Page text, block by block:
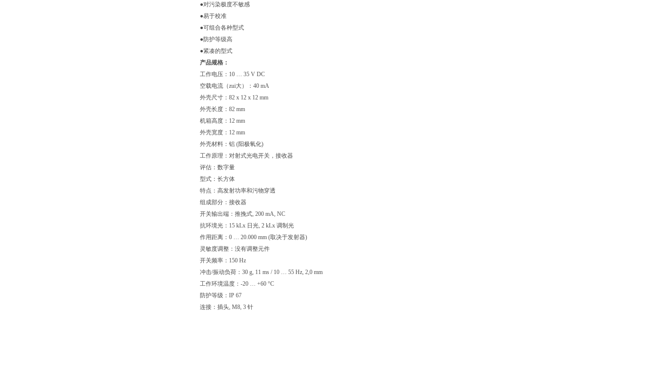
●对污染极度不敏感
●易于校准
●可组合各种型式
●防护等级高
●紧凑的型式
产品规格：
工作电压：10 … 35 V DC
空载电流（zui大）：40 mA
外壳尺寸：82 x 12 x 12 mm
外壳长度：82 mm
机箱高度：12 mm
外壳宽度：12 mm
外壳材料：铝 (阳极氧化)
工作原理：对射式光电开关，接收器
评估：数字量
型式：长方体
特点：高发射功率和污物穿透
组成部分：接收器
开关输出端：推挽式, 200 mA, NC
抗环境光：15 kLx 日光, 2 kLx 调制光
作用距离：0 … 20.000 mm (取决于发射器)
灵敏度调整：没有调整元件
开关频率：150 Hz
冲击/振动负荷：30 g, 11 ms / 10 … 55 Hz, 2,0 mm
工作环境温度：-20 … +60 °C
防护等级：IP 67
连接：插头, M8, 3 针